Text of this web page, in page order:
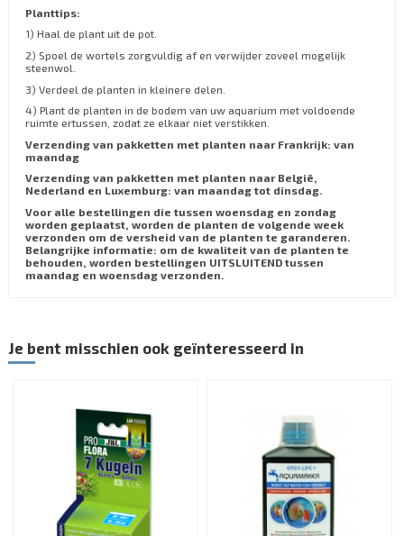
Planttips:
1) Haal de plant uit de pot.
2) Spoel de wortels zorgvuldig af en verwijder zoveel mogelijk
steenwol.
3) Verdeel de planten in kleinere delen.
4) Plant de planten in de bodem van uw aquarium met voldoende
ruimte ertussen, zodat ze elkaar niet verstikken.
Verzending van pakketten met planten naar Frankrijk: van
maandag
Verzending van pakketten met planten naar België,
Nederland en Luxemburg: van maandag tot dinsdag.
Voor alle bestellingen die tussen woensdag en zondag
worden geplaatst, worden de planten de volgende week
verzonden om de versheid van de planten te garanderen.
Belangrijke informatie: om de kwaliteit van de planten te
behouden, worden bestellingen UITSLUITEND tussen
maandag en woensdag verzonden.
Je bent misschien ook geïnteresseerd in